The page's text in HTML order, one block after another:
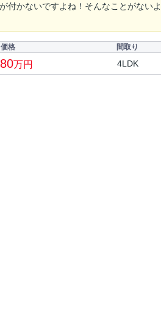
付かないですよね！そんなことがない
価格 間取り
万円 4LDK